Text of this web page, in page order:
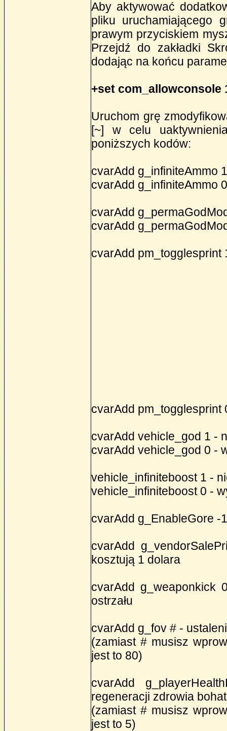
Aby aktywować
pliku uruchamiającego
prawym przyciskiem
Przejdź do zakładki
dodając na końcu
+set com_allowconsole
Uruchom grę
[~] w celu
poniższych kodów:
cvarAdd g_infiniteAmmo
cvarAdd g_infiniteAmmo
cvarAdd
cvarAdd
cvarAdd
cvarAdd pm_togglesprint
cvarAdd vehicle_god 1 -
cvarAdd vehicle_god 0 -
vehicle_infiniteboost 1 -
vehicle_infiniteboost 0 -
cvarAdd g_EnableGore -
cvarAdd
kosztują 1 dolara
cvarAdd g_weaponkick
ostrzału
cvarAdd g_fov # -
(zamiast # musisz
jest to 80)
cvarAdd
regeneracji zdrowia
(zamiast # musisz
jest to 5)